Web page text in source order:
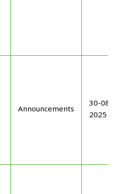
Announcements
30-08-
2025